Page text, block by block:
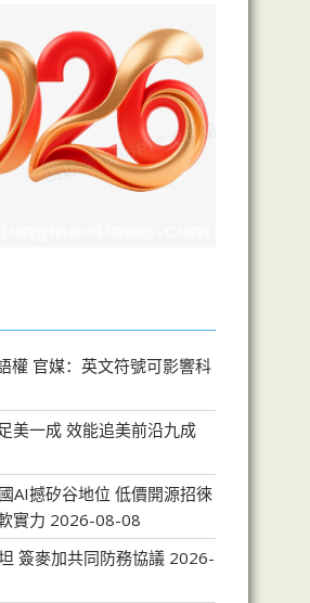
權 官媒：英文符號可影響科
美一成 效能追美前沿九成
AI撼矽谷地位 低價開源招徠
實力 2026-08-08
簽麥加共同防務協議 2026-